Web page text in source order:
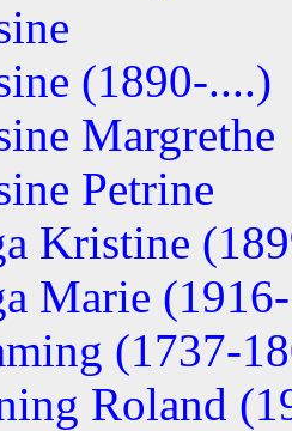
(1890-....)
Margrethe
Petrine
Kristine
Marie
(1737-
Roland